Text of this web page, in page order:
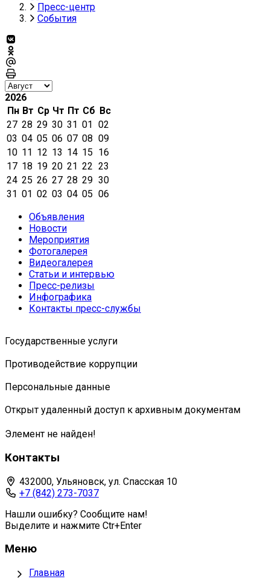
Пресс-центр
События
2026
Пн Вт Ср Чт Пт Сб Вс
27 28 29 30 31 01 02
03 04 05 06 07 08 09
10 11 12 13 14 15 16
17 18 19 20 21 22 23
24 25 26 27 28 29 30
31 01 02 03 04 05 06
Объявления
Новости
Мероприятия
Фотогалерея
Видеогалерея
Статьи и интервью
Пресс-релизы
Инфографика
Контакты пресс-службы
Государственные услуги
Противодействие коррупции
Персональные данные
Открыт удаленный доступ к архивным документам
Элемент не найден!
Контакты
432000, Ульяновск, ул. Спасская 10
+7 (842) 273-7037
Нашли ошибку? Сообщите нам!
Выделите и нажмите Ctr+Enter
Меню
Главная